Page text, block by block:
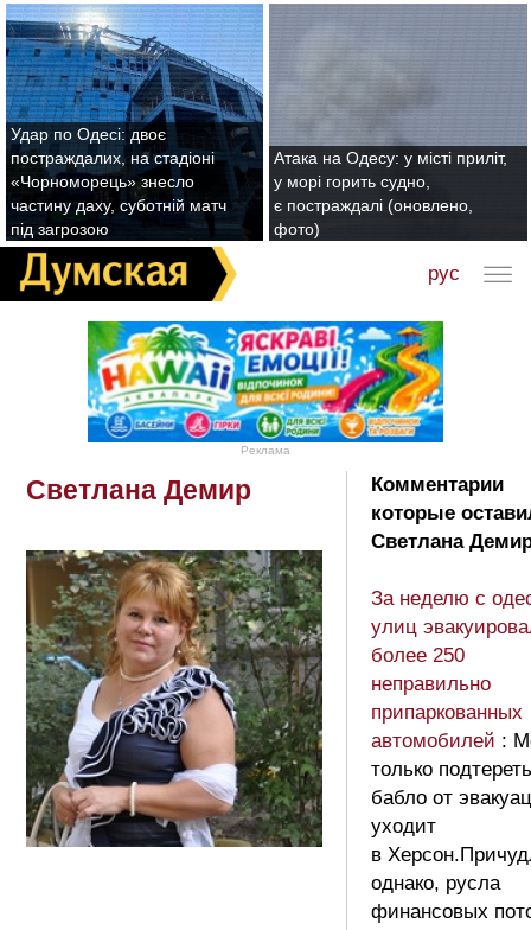
Удар по Одесі: двоє
постраждалих, на стадіоні
«Чорноморець» знесло
частину даху, суботній матч
під загрозою
Атака на Одесу: у місті приліт,
у морі горить судно,
є постраждалі (оновлено,
фото)
рус
Реклама
Светлана Демир
Комментарии
которые
Светлана
За неделю с
улиц
более 250
неправильно
припаркованных
автомобилей :
только
бабло от
уходит
в
однако, русла
финансовых